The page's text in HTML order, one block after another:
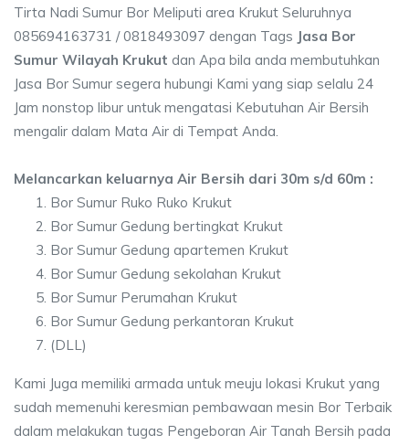
Tirta Nadi Sumur Bor Meliputi area Krukut Seluruhnya
085694163731 / 0818493097 dengan Tags Jasa Bor
Sumur Wilayah Krukut dan Apa bila anda membutuhkan
Jasa Bor Sumur segera hubungi Kami yang siap selalu 24
Jam nonstop libur untuk mengatasi Kebutuhan Air Bersih
mengalir dalam Mata Air di Tempat Anda.
Melancarkan keluarnya Air Bersih dari 30m s/d 60m :
Bor Sumur Ruko Ruko Krukut
Bor Sumur Gedung bertingkat Krukut
Bor Sumur Gedung apartemen Krukut
Bor Sumur Gedung sekolahan Krukut
Bor Sumur Perumahan Krukut
Bor Sumur Gedung perkantoran Krukut
(DLL)
Kami Juga memiliki armada untuk meuju lokasi Krukut yang
sudah memenuhi keresmian pembawaan mesin Bor Terbaik
dalam melakukan tugas Pengeboran Air Tanah Bersih pada